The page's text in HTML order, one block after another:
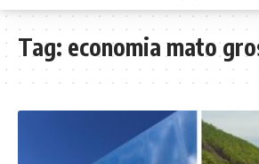
Tag: economia mato